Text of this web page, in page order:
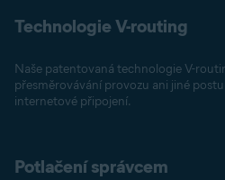
Technologie V-routing
Naše patentovaná technologie V-
přesměrovávání provozu ani jiné
internetové připojení.
Potlačení správcem